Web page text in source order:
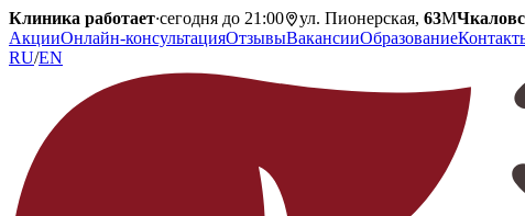
Клиника работает·сегодня до 21:00 ул. Пионерская, 63М
АкцииОнлайн-консультацияОтзывыВакансииОбразование
RU/EN